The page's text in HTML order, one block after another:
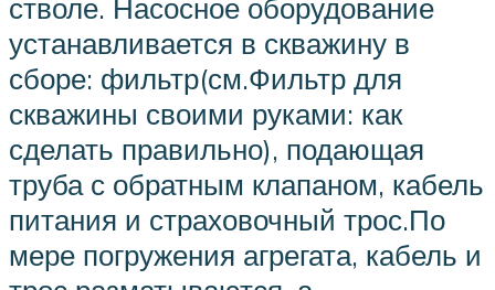
стволе. Насосное оборудование
устанавливается в скважину в
сборе: фильтр(см.Фильтр для
скважины своими руками: как
сделать правильно), подающая
труба с обратным клапаном, кабель
питания и страховочный трос.По
мере погружения агрегата, кабель и